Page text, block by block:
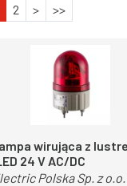
2 > >>
wirująca z
24 V AC/DC
Polska Sp. z o.o.